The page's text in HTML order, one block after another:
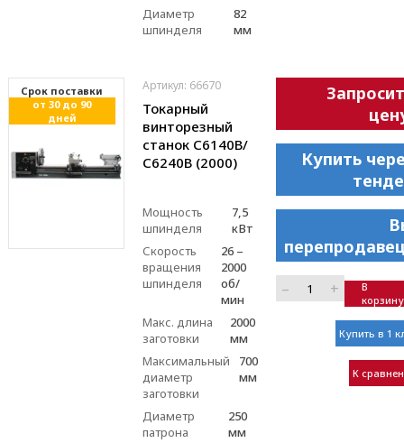
Диаметр
шпинделя
82
мм
Cрок поставки
от 30 до 90
дней
Артикул: 66670
Токарный
винторезный
станок С6140В/
С6240В (2000)
Мощность
шпинделя
7,5
кВт
Скорость
вращения
шпинделя
26 –
2000
об/
мин
Макс. длина
заготовки
2000
мм
Максимальный
диаметр
заготовки
700
мм
Диаметр
патрона
250
мм
Купить
– +
В
корзину
Купить в 1
К